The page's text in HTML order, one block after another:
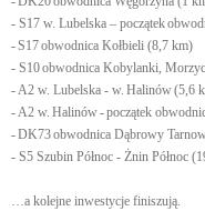
- S17 w. Lubelska – początek
- S17 obwodnica Kołbieli (8,7 km)
- S10 obwodnica Kobylanki,
- A2 w. Lubelska - w. Halinów (5,6
- A2 w. Halinów - początek
- DK73 obwodnica Dąbrowy
- S5 Szubin Północ - Żnin Północ
…a kolejne inwestycje finiszują.